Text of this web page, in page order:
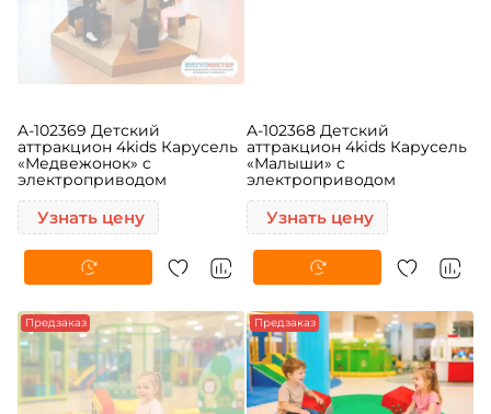
A-102369 Детский
аттракцион 4kids Карусель
«Медвежонок» c
электроприводом
Узнать цену
A-102368 Детский
аттракцион 4kids Карусель
«Малыши» c
электроприводом
Узнать цену
Предзаказ Предзаказ